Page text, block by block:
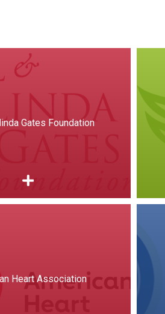
Gates Foundation
Heart Association